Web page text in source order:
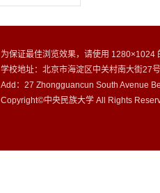
为保证最佳浏览效果，请使用 1280×1024
学校地址：北京市海淀区中关村南大街27
Add：27 Zhongguancun South Avenue
Copyright©中央民族大学 All Rights